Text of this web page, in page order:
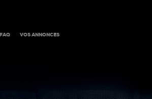
FAQ VOS ANNONCES